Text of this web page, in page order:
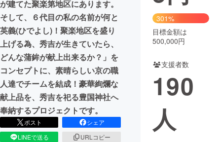
CAMPFIRE for Social Good
CAMPFIRE Creation
CAMPFIREふるさと納税
コミュニティ
が建てた聚楽第地区にあります。
そして、６代目の私の名前が何と
英義(ひでよし)！聚楽地区を盛り
上げる為、秀吉が生きていたら、
どんな蒲鉾が献上出来るか？」を
コンセプトに、素晴らしい京の職
人達でチームを結成！豪華絢爛な
献上品を、秀吉を祀る豊国神社へ
奉納するプロジェクトです。
ポスト
シェア
LINEで送る
URLコピー
301%
目標金額は
500,000円
支援者数
190
人